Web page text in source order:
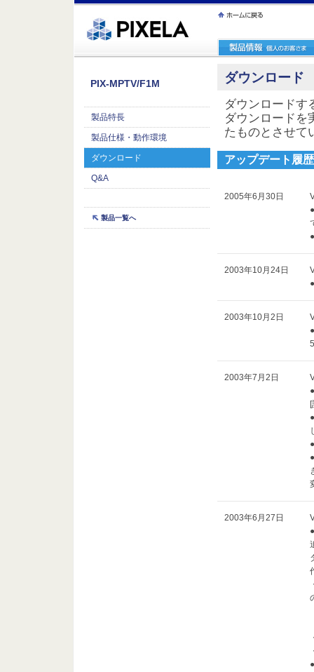
繝ｳ繧ｯ縺ｧ縺吶�
PIX-MPTV/F1M
製品特長
製品仕様・動作環境
ダウンロード
Q&A
製品一覧へ
ダウンロード
ダウンロードす
ダウンロードを
たものとさせて
アップデート履
2005年6月30日
2003年10月24日
2003年10月2日
2003年7月2日
2003年6月27日